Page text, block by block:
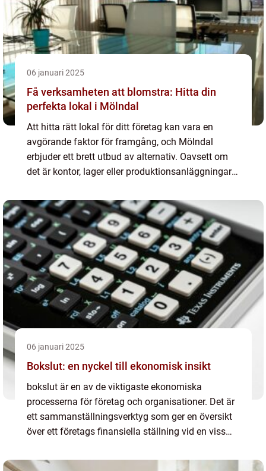
06 januari 2025
Få verksamheten att blomstra: Hitta din
perfekta lokal i Mölndal
Att hitta rätt lokal för ditt företag kan vara en
avgörande faktor för framgång, och Mölndal
erbjuder ett brett utbud av alternativ. Oavsett om
det är kontor, lager eller produktionsanläggningar
06 januari 2025
Bokslut: en nyckel till ekonomisk insikt
bokslut är en av de viktigaste ekonomiska
processerna för företag och organisationer. Det är
ett sammanställningsverktyg som ger en översikt
över ett företags finansiella ställning vid en viss